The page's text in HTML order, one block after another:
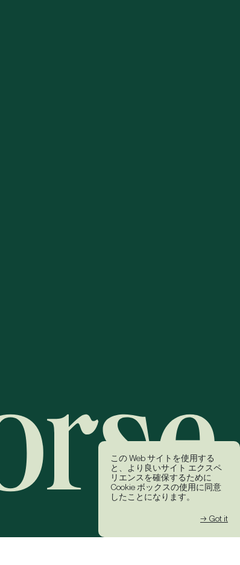
この Web サイトを使用する
と、より良いサイト エクスペ
リエンスを確保するために
Cookie ボックスの使用に同意
したことになります。
→ Got it